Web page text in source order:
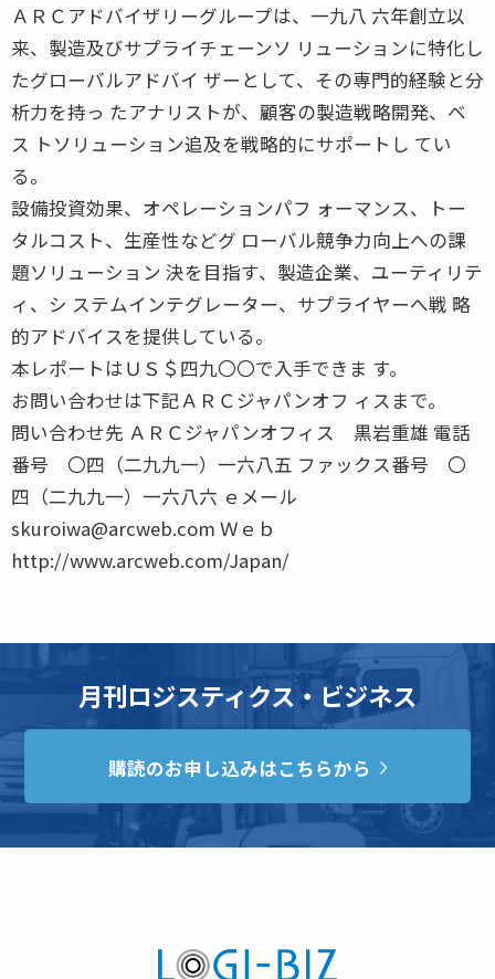
ＡＲＣアドバイザリーグループは、一九八 六年創立以
来、製造及びサプライチェーンソ リューションに特化し
たグローバルアドバイ ザーとして、その専門的経験と分
析力を持っ たアナリストが、顧客の製造戦略開発、ベ
ス トソリューション追及を戦略的にサポートし てい
る。
設備投資効果、オペレーションパフ ォーマンス、トー
タルコスト、生産性などグ ローバル競争力向上への課
題ソリューション 決を目指す、製造企業、ユーティリテ
ィ、シ ステムインテグレーター、サプライヤーへ戦 略
的アドバイスを提供している。
本レポートはＵＳ＄四九〇〇で入手できま す。
お問い合わせは下記ＡＲＣジャパンオフ ィスまで。
問い合わせ先 ＡＲＣジャパンオフィス 黒岩重雄 電話
番号 〇四（二九九一）一六八五 ファックス番号 〇
四（二九九一）一六八六 ｅメール
skuroiwa@arcweb.com Ｗｅｂ
http://www.arcweb.com/Japan/
月刊ロジスティクス・ビジネス
購読のお申し込みはこちらから